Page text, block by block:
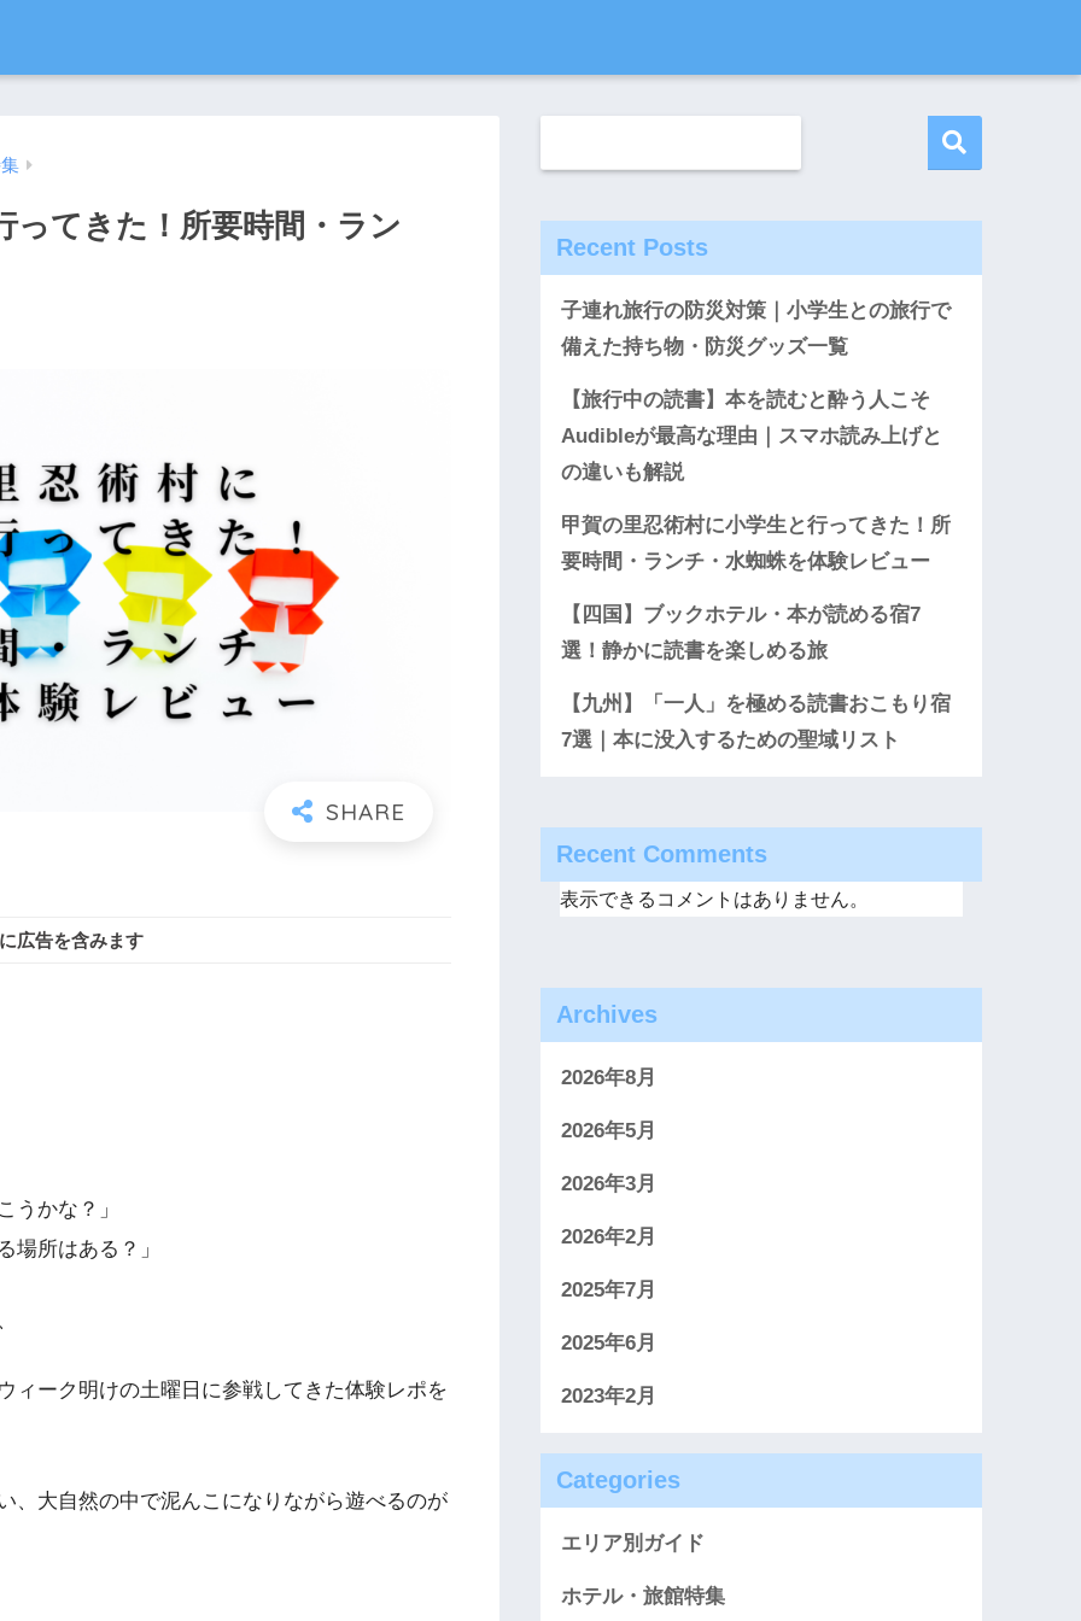
ってきた！所要時間・ラン
広告を含みます
うかな？」
場所はある？」
ィーク明けの土曜日に参戦してきた体験レポを
、大自然の中で泥んこになりながら遊べるのが
Recent Posts
子連れ旅行の防災対策｜小学生との旅行で
備えた持ち物・防災グッズ一覧
【旅行中の読書】本を読むと酔う人こそ
Audibleが最高な理由｜スマホ読み上げと
の違いも解説
甲賀の里忍術村に小学生と行ってきた！所
要時間・ランチ・水蜘蛛を体験レビュー
【四国】ブックホテル・本が読める宿7
選！静かに読書を楽しめる旅
【九州】「一人」を極める読書おこもり宿
7選｜本に没入するための聖域リスト
Recent Comments
表示できるコメントはありません。
Archives
2026年8月
2026年5月
2026年3月
2026年2月
2025年7月
2025年6月
2023年2月
Categories
エリア別ガイド
ホテル・旅館特集